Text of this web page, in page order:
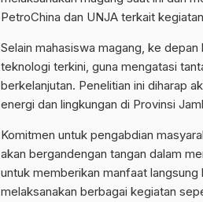
PetroChina dan UNJA terkait
Selain mahasiswa magang, ke
teknologi terkini, guna mengatasi
berkelanjutan. Penelitian ini diharap
energi dan lingkungan di Provinsi
Komitmen untuk pengabdian
akan bergandengan tangan dalam
untuk memberikan manfaat
melaksanakan berbagai kegiatan